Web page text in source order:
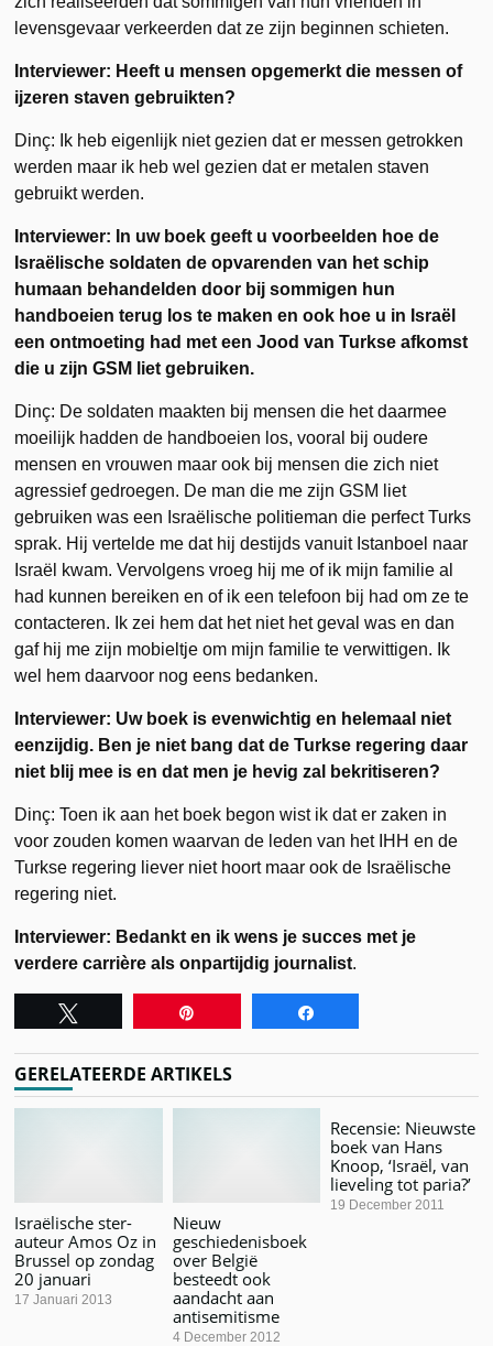
levensgevaar verkeerden dat ze zijn beginnen schieten.
Interviewer: Heeft u mensen opgemerkt die messen of
ijzeren staven gebruikten?
Dinç: Ik heb eigenlijk niet gezien dat er messen getrokken
werden maar ik heb wel gezien dat er metalen staven
gebruikt werden.
Interviewer: In uw boek geeft u voorbeelden hoe de
Israëlische soldaten de opvarenden van het schip
humaan behandelden door bij sommigen hun
handboeien terug los te maken en ook hoe u in Israël
een ontmoeting had met een Jood van Turkse afkomst
die u zijn GSM liet gebruiken.
Dinç: De soldaten maakten bij mensen die het daarmee
moeilijk hadden de handboeien los, vooral bij oudere
mensen en vrouwen maar ook bij mensen die zich niet
agressief gedroegen. De man die me zijn GSM liet
gebruiken was een Israëlische politieman die perfect Turks
sprak. Hij vertelde me dat hij destijds vanuit Istanboel naar
Israël kwam. Vervolgens vroeg hij me of ik mijn familie al
had kunnen bereiken en of ik een telefoon bij had om ze te
contacteren. Ik zei hem dat het niet het geval was en dan
gaf hij me zijn mobieltje om mijn familie te verwittigen. Ik
wel hem daarvoor nog eens bedanken.
Interviewer: Uw boek is evenwichtig en helemaal niet
eenzijdig. Ben je niet bang dat de Turkse regering daar
niet blij mee is en dat men je hevig zal bekritiseren?
Dinç: Toen ik aan het boek begon wist ik dat er zaken in
voor zouden komen waarvan de leden van het IHH en de
Turkse regering liever niet hoort maar ook de Israëlische
regering niet.
Interviewer: Bedankt en ik wens je succes met je
verdere carrière als onpartijdig journalist.
GERELATEERDE ARTIKELS
Israëlische ster-
auteur Amos Oz in
Brussel op zondag
20 januari
17 Januari 2013
Nieuw
geschiedenisboek
over België
besteedt ook
aandacht aan
antisemitisme
4 December 2012
Recensie: Nieuwste
boek van Hans
Knoop, ‘Israël, van
lieveling tot paria?’
19 December 2011